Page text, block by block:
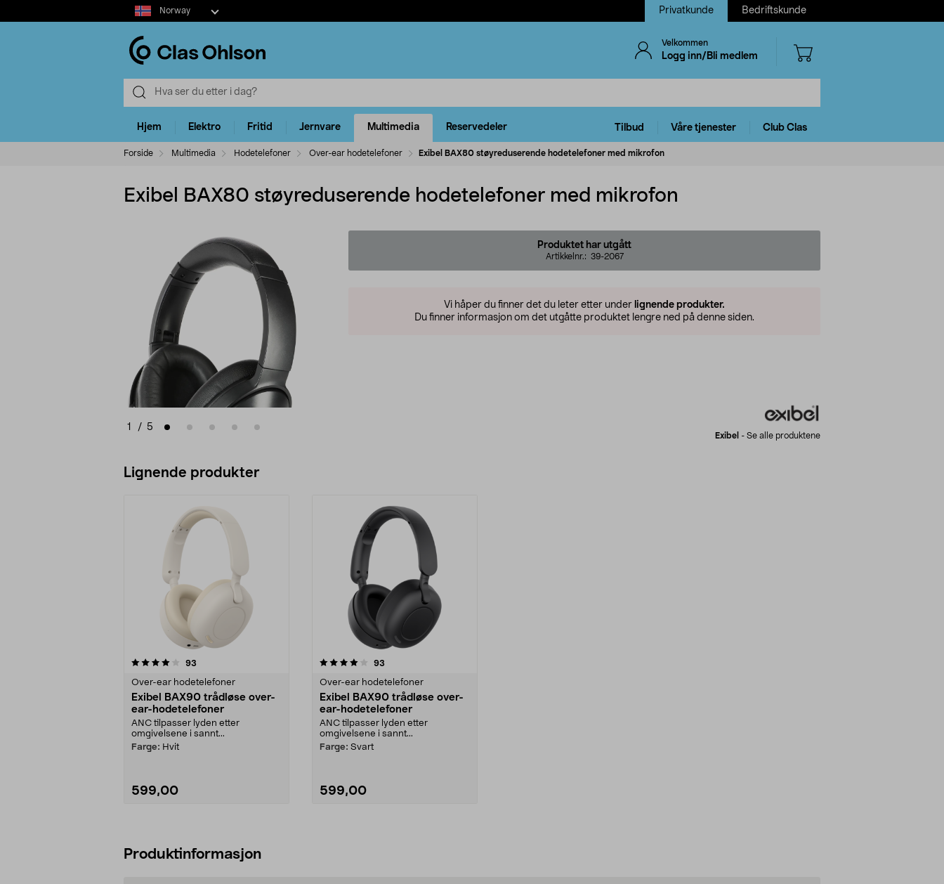
Select
market
Norway Privatkunde Bedriftskunde
Velkommen
Logg inn/Bli medlem
Hjem Elektro Fritid Jernvare Multimedia Reservedeler Tilbud Våre tjenester Club Clas
Forside Multimedia Hodetelefoner Over-ear hodetelefoner Exibel BAX80 støyreduserende hodetelefoner med mikrofon
Exibel BAX80 støyreduserende hodetelefoner med mikrofon
1 / 5
Produktet har utgått
Artikkelnr.: 39-2067
Vi håper du finner det du leter etter under lignende produkter.
Du finner informasjon om det utgåtte produktet lengre ned på denne siden.
Exibel - Se alle produktene
Lignende produkter
93
Over-ear hodetelefoner
Exibel BAX90 trådløse over-
ear-hodetelefoner
ANC tilpasser lyden etter
omgivelsene i sannt...
Farge: Hvit
599,00
4.0av 5 stjerner 93
Over-ear hodetelefoner
Exibel BAX90 trådløse over-
ear-hodetelefoner
ANC tilpasser lyden etter
omgivelsene i sannt...
Farge: Svart
599,00
Produktinformasjon